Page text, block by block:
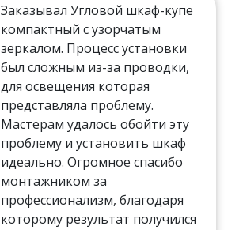
Заказывал Угловой шкаф-купе
компактный с узорчатым
зеркалом. Процесс установки
был сложным из-за проводки,
для освещения которая
представляла проблему.
Мастерам удалось обойти эту
проблему и установить шкаф
идеально. Огромное спасибо
монтажником за
профессионализм, благодаря
которому результат получился